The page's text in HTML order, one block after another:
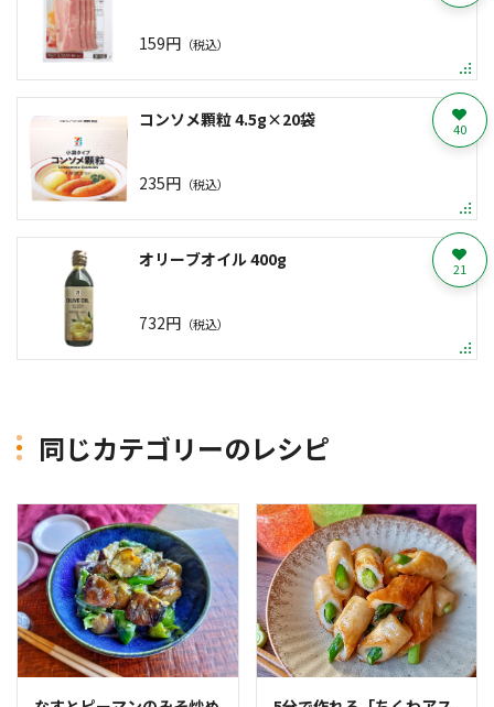
159円 （税込）
コンソメ顆粒 4.5g×20袋
235円 （税込）
40
オリーブオイル 400g
732円 （税込）
21
同じカテゴリーのレシピ